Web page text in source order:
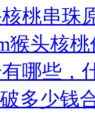
桃串珠
猴头核
哪些，
多少钱